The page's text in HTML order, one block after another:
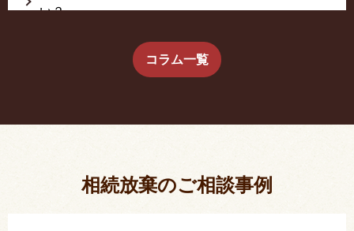
い？
生前に相続放棄すると約束した念書は有効か？
コラム一覧
相続放棄のご相談事例